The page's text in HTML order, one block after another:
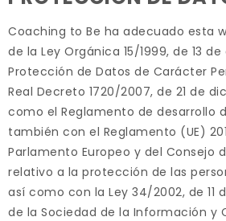
Coaching to Be ha adecuado esta
de la Ley Orgánica 15/1999, de 13
Protección de Datos de Carácter
Real Decreto 1720/2007, de 21 de
como el Reglamento de desarrollo
también con el Reglamento (UE)
Parlamento Europeo y del Consejo
relativo a la protección de las
así como con la Ley 34/2002, de 11
de la Sociedad de la Información y